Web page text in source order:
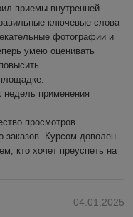
приемы внутренней
ключевые слова
фотографии и
умею оценивать
недель применения
просмотров
Курсом доволен
кто хочет преуспеть на
04.01.2025